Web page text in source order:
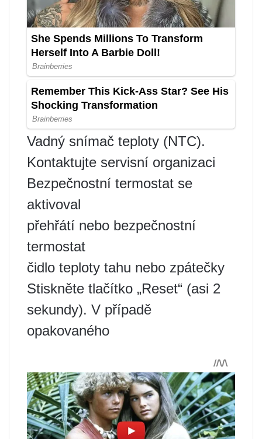
Vadný snímač teploty (NTC).
Kontaktujte servisní organizaci
Bezpečnostní termostat se
aktivoval
přehřátí nebo bezpečnostní
termostat
čidlo teploty tahu nebo zpátečky
Stiskněte tlačítko „Reset“ (asi 2
sekundy). V případě
opakovaného